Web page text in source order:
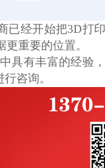
已经开始把3D打
重要的位置。
中具有丰富的经验
咨询。